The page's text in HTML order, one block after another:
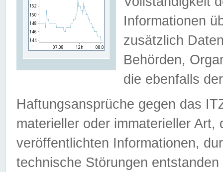
Informationen
zusätzlich
Behörden,
die ebenfalls
Haftungsansprüche gegen das
materieller oder immaterieller
veröffentlichten Informationen,
technische Störungen